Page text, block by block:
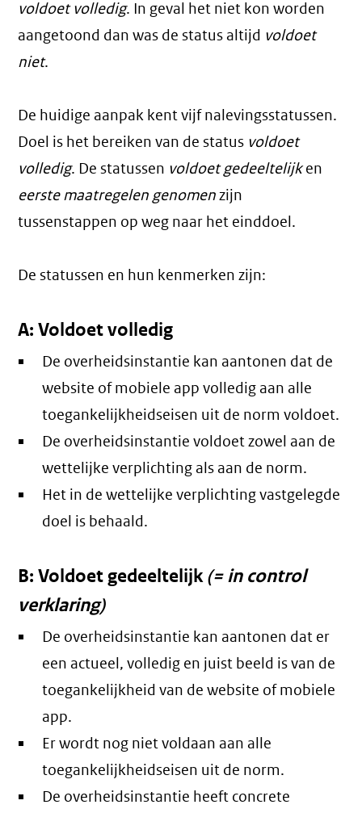
voldoet volledig. In geval het niet kon worden
aangetoond dan was de status altijd voldoet
niet.
De huidige aanpak kent vijf nalevingsstatussen.
Doel is het bereiken van de status voldoet
volledig. De statussen voldoet gedeeltelijken
eerste maatregelen genomenzijn
tussenstappen op weg naar het einddoel.
De statussen en hun kenmerken zijn:
A: Voldoet volledig
De overheidsinstantie kan aantonen dat de
website of mobiele app volledig aan alle
toegankelijkheidseisen uit de norm voldoet.
De overheidsinstantie voldoet zowel aan de
wettelijke verplichting als aan de norm.
Het in de wettelijke verplichting vastgelegde
doel is behaald.
B: Voldoet gedeeltelijk(= in control
verklaring)
De overheidsinstantie kan aantonen dat er
een actueel, volledig en juist beeld is van de
toegankelijkheid van de website of mobiele
app.
Er wordt nog niet voldaan aan alle
toegankelijkheidseisen uit de norm.
De overheidsinstantie heeft concrete